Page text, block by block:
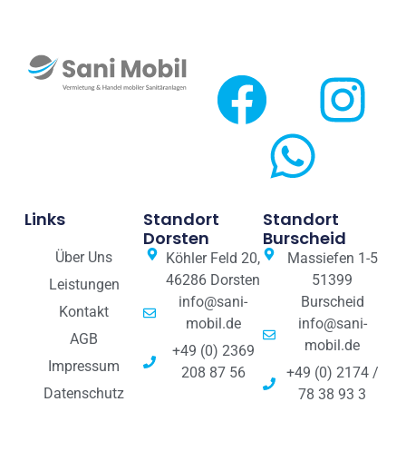
Links
Über Uns
Leistungen
Kontakt
AGB
Impressum
Datenschutz
Standort
Dorsten
Köhler Feld 20,
46286 Dorsten
info@sani-
mobil.de
+49 (0) 2369
208 87 56
Standort
Burscheid
Massiefen 1-5
51399
Burscheid
info@sani-
mobil.de
+49 (0) 2174 /
78 38 93 3